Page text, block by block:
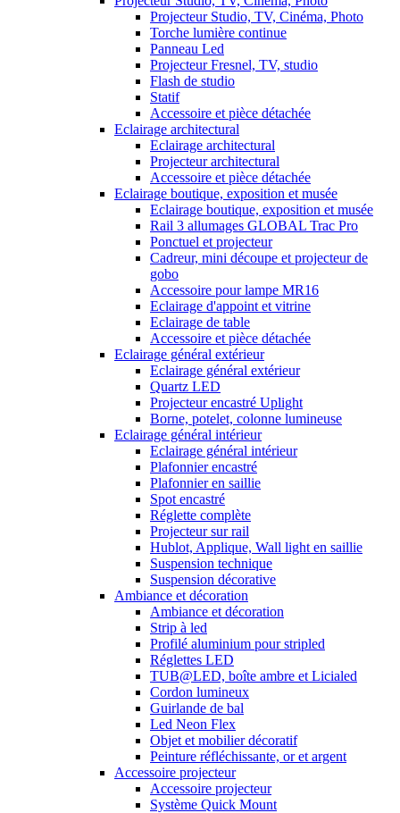
Projecteur Studio, TV, Cinéma, Photo
Torche lumière continue
Panneau Led
Projecteur Fresnel, TV, studio
Flash de studio
Statif
Accessoire et pièce détachée
Eclairage architectural
Eclairage architectural
Projecteur architectural
Accessoire et pièce détachée
Eclairage boutique, exposition et musée
Eclairage boutique, exposition et musée
Rail 3 allumages GLOBAL Trac Pro
Ponctuel et projecteur
Cadreur, mini découpe et projecteur de
gobo
Accessoire pour lampe MR16
Eclairage d'appoint et vitrine
Eclairage de table
Accessoire et pièce détachée
Eclairage général extérieur
Eclairage général extérieur
Quartz LED
Projecteur encastré Uplight
Borne, potelet, colonne lumineuse
Eclairage général intérieur
Eclairage général intérieur
Plafonnier encastré
Plafonnier en saillie
Spot encastré
Réglette complète
Projecteur sur rail
Hublot, Applique, Wall light en saillie
Suspension technique
Suspension décorative
Ambiance et décoration
Ambiance et décoration
Strip à led
Profilé aluminium pour stripled
Réglettes LED
TUB@LED, boîte ambre et Licialed
Cordon lumineux
Guirlande de bal
Led Neon Flex
Objet et mobilier décoratif
Peinture réfléchissante, or et argent
Accessoire projecteur
Accessoire projecteur
Système Quick Mount